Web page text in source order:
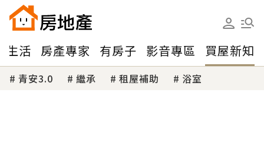
生活 房產專家 有房子 影音專區 買屋新知
青安3.0 繼承 租屋補助 浴室